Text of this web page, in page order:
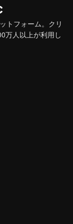
トフォーム。クリ
万人以上が利用し